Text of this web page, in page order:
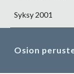
Syksy 2001
Osion